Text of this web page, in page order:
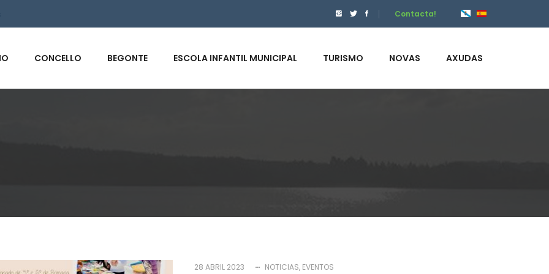
Contacta!
CONCELLO BEGONTE ESCOLA INFANTIL MUNICIPAL TURISMO NOVAS AXUDAS
28 ABRIL 2023 NOTICIAS EVENTOS